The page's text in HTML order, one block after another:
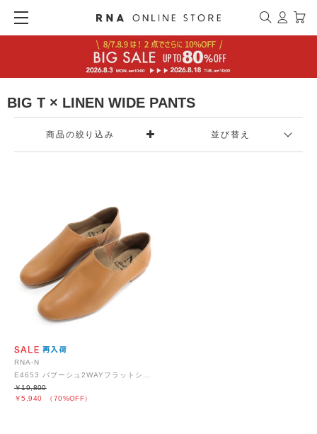
BIG T × LINEN WIDE PANTS
商品の絞り込み 並び替え
RNA-N
￥5,940 （70%OFF）
￥19,800